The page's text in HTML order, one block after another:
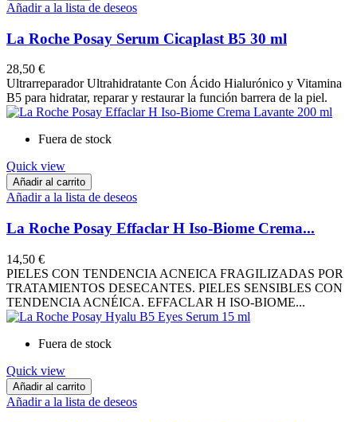
Añadir a la lista de deseos
La Roche Posay Serum Cicaplast B5 30 ml
28,50 €
Ultrarreparador Ultrahidratante Con Ácido Hialurónico y Vitamina
B5 para hidratar, reparar y restaurar la función barrera de la piel.
Fuera de stock
Quick view
Añadir al carrito
Añadir a la lista de deseos
La Roche Posay Effaclar H Iso-Biome Crema...
14,50 €
PIELES CON TENDENCIA ACNEICA FRAGILIZADAS POR
TRATAMIENTOS DESECANTES. PIELES SENSIBLES CON
TENDENCIA ACNÉICA. EFFACLAR H ISO-BIOME...
Fuera de stock
Quick view
Añadir al carrito
Añadir a la lista de deseos